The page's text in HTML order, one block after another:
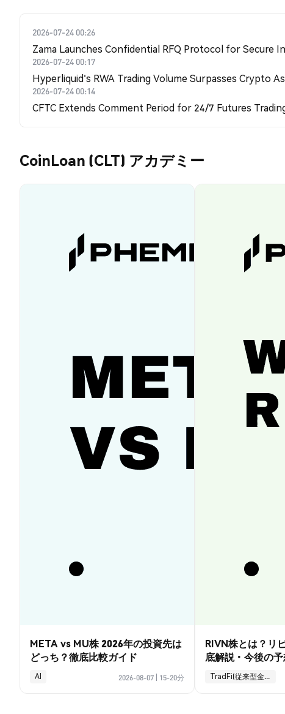
2026-07-24 00:26
Zama Launches Confidential RFQ Protocol for Secure
2026-07-24 00:17
Hyperliquid's RWA Trading Volume Surpasses Crypto
2026-07-24 00:14
CFTC Extends Comment Period for 24/7 Futures
CoinLoan (CLT) アカデミー
META vs MU株 2026年の投資先は
どっち？徹底比較ガイド
AI 2026-08-07 15-20分
RIVN株とは？リ
底解説・今後の予
TradFi(従来型金融)